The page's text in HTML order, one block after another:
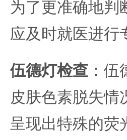
为了更准确地判
应及时就医进行
伍德灯检查 ：
皮肤色素脱失情
呈现出特殊的荧